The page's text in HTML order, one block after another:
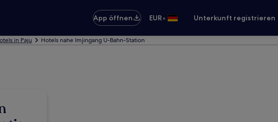
App öffnen
EUR• Unterkunft registrieren
in Paju Hotels nahe Imjingang U-Bahn-Station